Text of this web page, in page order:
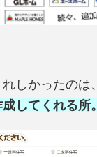
しかったのは、
してくれる所。